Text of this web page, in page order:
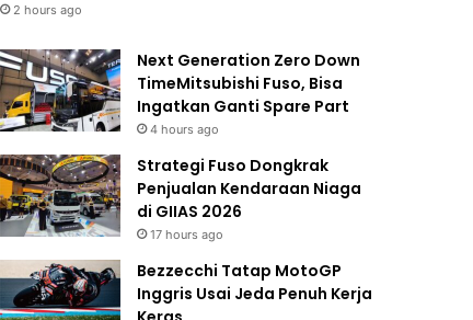
2 hours ago
Next Generation Zero Down
TimeMitsubishi Fuso, Bisa
Ingatkan Ganti Spare Part
4 hours ago
Strategi Fuso Dongkrak
Penjualan Kendaraan Niaga
di GIIAS 2026
17 hours ago
Bezzecchi Tatap MotoGP
Inggris Usai Jeda Penuh Kerja